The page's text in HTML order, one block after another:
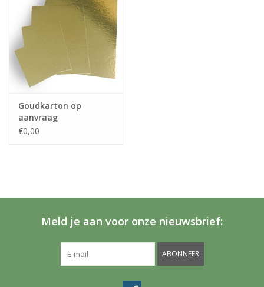
Goudkarton op
aanvraag
€0,00
Meld je aan voor onze nieuwsbrief:
ABONNEER